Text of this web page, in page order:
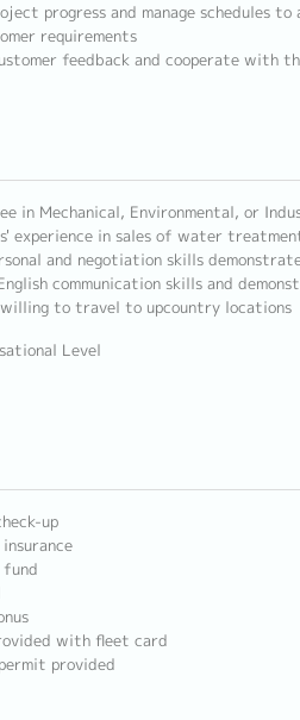
progress and manage schedules
requirements
feedback and cooperate with
in Mechanical, Environmental, or
experience in sales of water
and negotiation skills
communication skills and
to travel to upcountry locations
Level
up
fund
with fleet card
provided